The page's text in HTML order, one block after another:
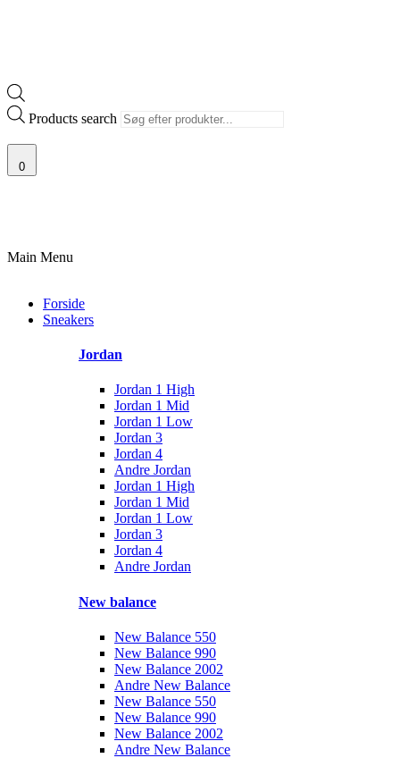
Products search
0
Main Menu
Forside
Sneakers
Jordan
Jordan 1 High
Jordan 1 Mid
Jordan 1 Low
Jordan 3
Jordan 4
Andre Jordan
Jordan 1 High
Jordan 1 Mid
Jordan 1 Low
Jordan 3
Jordan 4
Andre Jordan
New balance
New Balance 550
New Balance 990
New Balance 2002
Andre New Balance
New Balance 550
New Balance 990
New Balance 2002
Andre New Balance